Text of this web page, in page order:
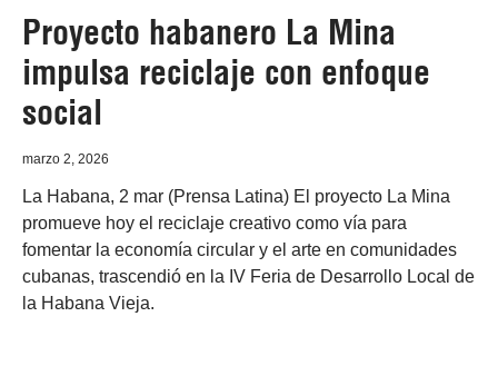
Proyecto habanero La Mina
impulsa reciclaje con enfoque
social
marzo 2, 2026
La Habana, 2 mar (Prensa Latina) El proyecto La Mina
promueve hoy el reciclaje creativo como vía para
fomentar la economía circular y el arte en comunidades
cubanas, trascendió en la IV Feria de Desarrollo Local de
la Habana Vieja.